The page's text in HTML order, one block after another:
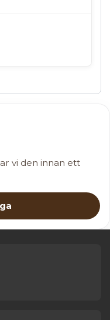
vi den innan ett